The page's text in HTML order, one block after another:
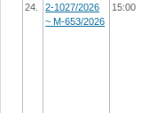
24.
2-1027/2026
~ М-653/2026
15:00